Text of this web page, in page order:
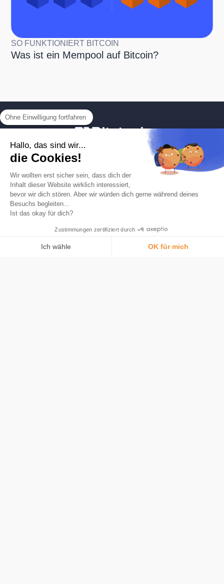
Ohne Einwilligung fortfahren
Hallo, das sind wir...
die Cookies!
Wir wollten erst sicher sein, dass dich der
Inhalt dieser Website wirklich interessiert,
bevor wir dich stören. Aber wir würden dich gerne während deines
Besuchs begleiten...
Ist das okay für dich?
Zustimmungen zertifiziert durch
Ich wähle OK für mich
SO FUNKTIONIERT BITCOIN
Was ist ein Mempool auf Bitcoin?
Die Nummer-1-App zum Sparen in Bitcoin.
Karte
Was ist Bitcoin